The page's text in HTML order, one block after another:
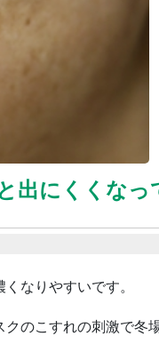
出にくくな
なりやすいです。
のこすれの刺激で冬